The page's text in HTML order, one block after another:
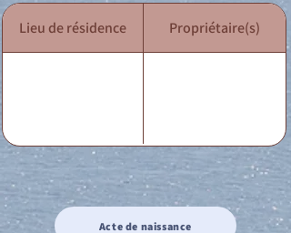
Lieu de résidence Propriétaire(s)
Acte de naissance